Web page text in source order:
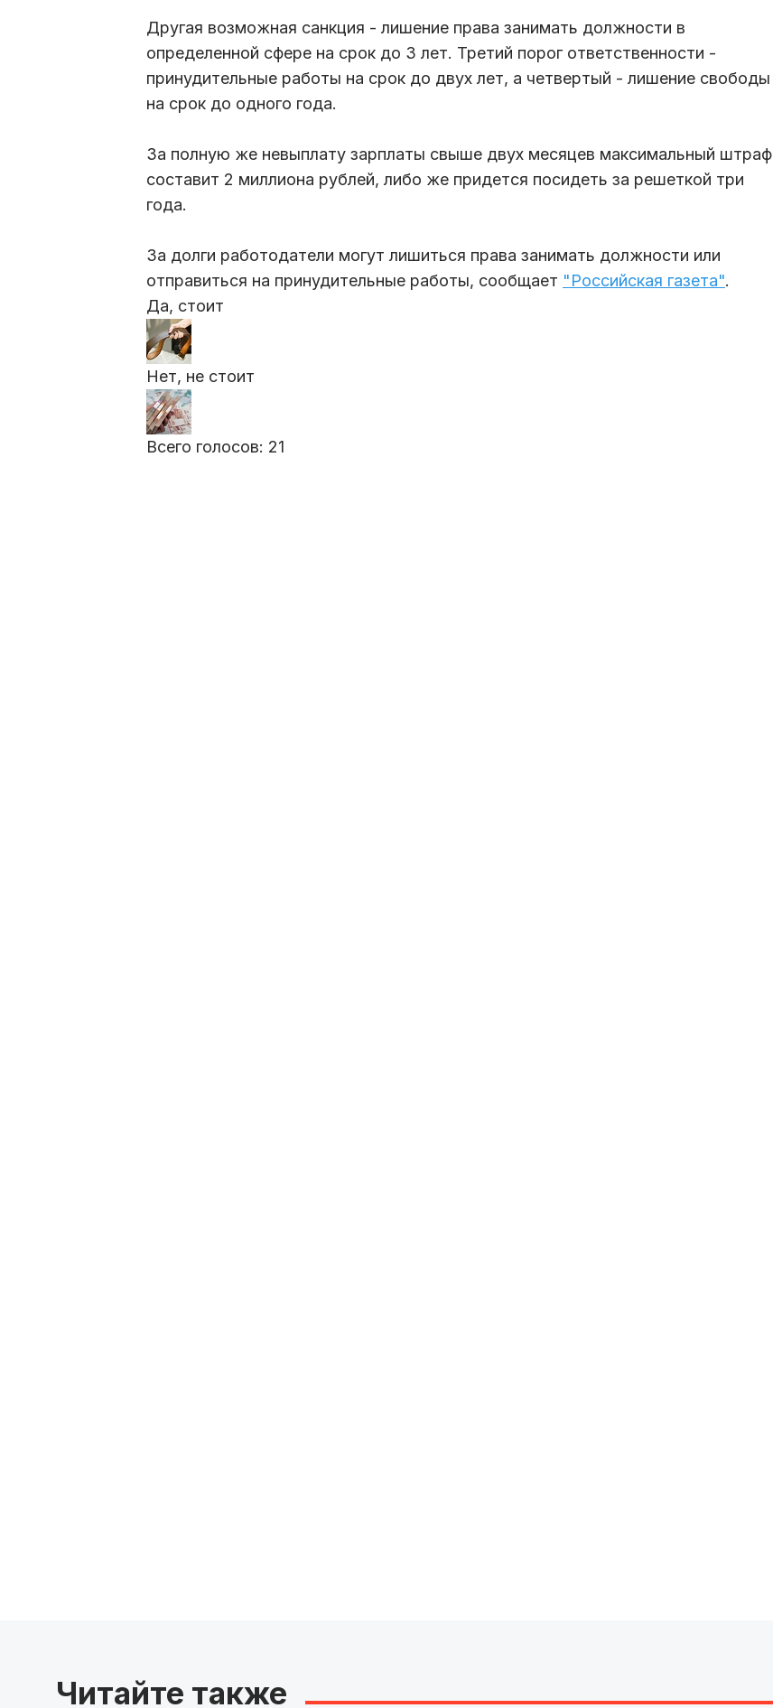
Другая возможная санкция - лишение права занимать должности в
определенной сфере на срок до 3 лет. Третий порог ответственности -
принудительные работы на срок до двух лет, а четвертый - лишение свободы
на срок до одного года.
За полную же невыплату зарплаты свыше двух месяцев максимальный штраф
составит 2 миллиона рублей, либо же придется посидеть за решеткой три
года.
За долги работодатели могут лишиться права занимать должности или
отправиться на принудительные работы, сообщает "Российская газета".
Да, стоит
Нет, не стоит
Всего голосов: 21
Читайте также